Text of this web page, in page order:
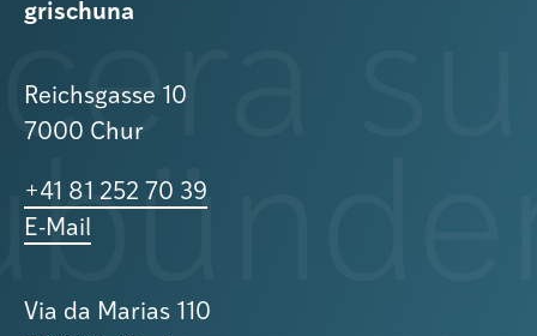
grischuna
Reichsgasse 10
7000 Chur
+41 81 252 70 39
E-Mail
Via da Marias 110